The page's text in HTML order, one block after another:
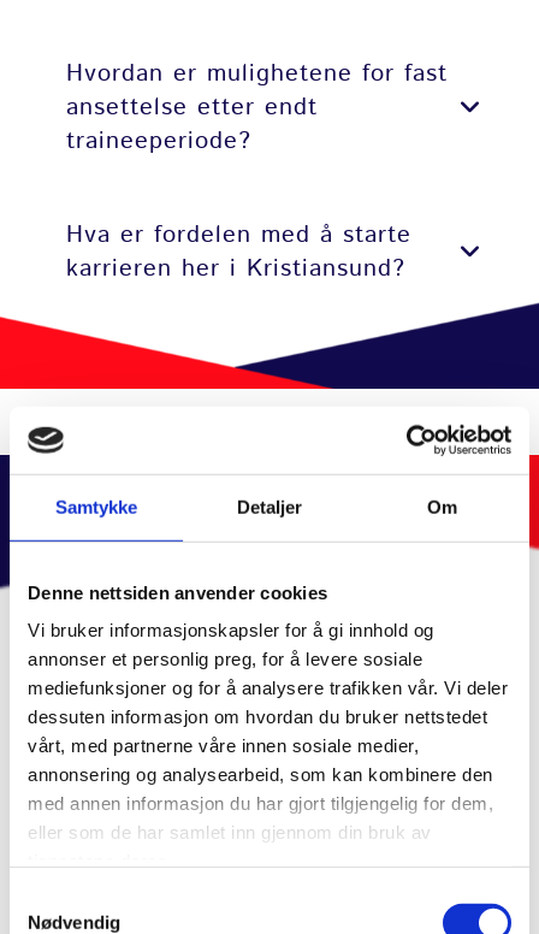
Samtykke Detaljer Om
Denne nettsiden anvender cookies
Vi bruker informasjonskapsler for å gi innhold og
annonser et personlig preg, for å levere sosiale
mediefunksjoner og for å analysere trafikken vår. Vi deler
dessuten informasjon om hvordan du bruker nettstedet
vårt, med partnerne våre innen sosiale medier,
annonsering og analysearbeid, som kan kombinere den
med annen informasjon du har gjort tilgjengelig for dem,
eller som de har samlet inn gjennom din bruk av
Nødvendig
Hvordan er mulighetene for fast
ansettelse etter endt
traineeperiode?
Hva er fordelen med å starte
karrieren her i Kristiansund?
SLIK REKRUTTERER VI